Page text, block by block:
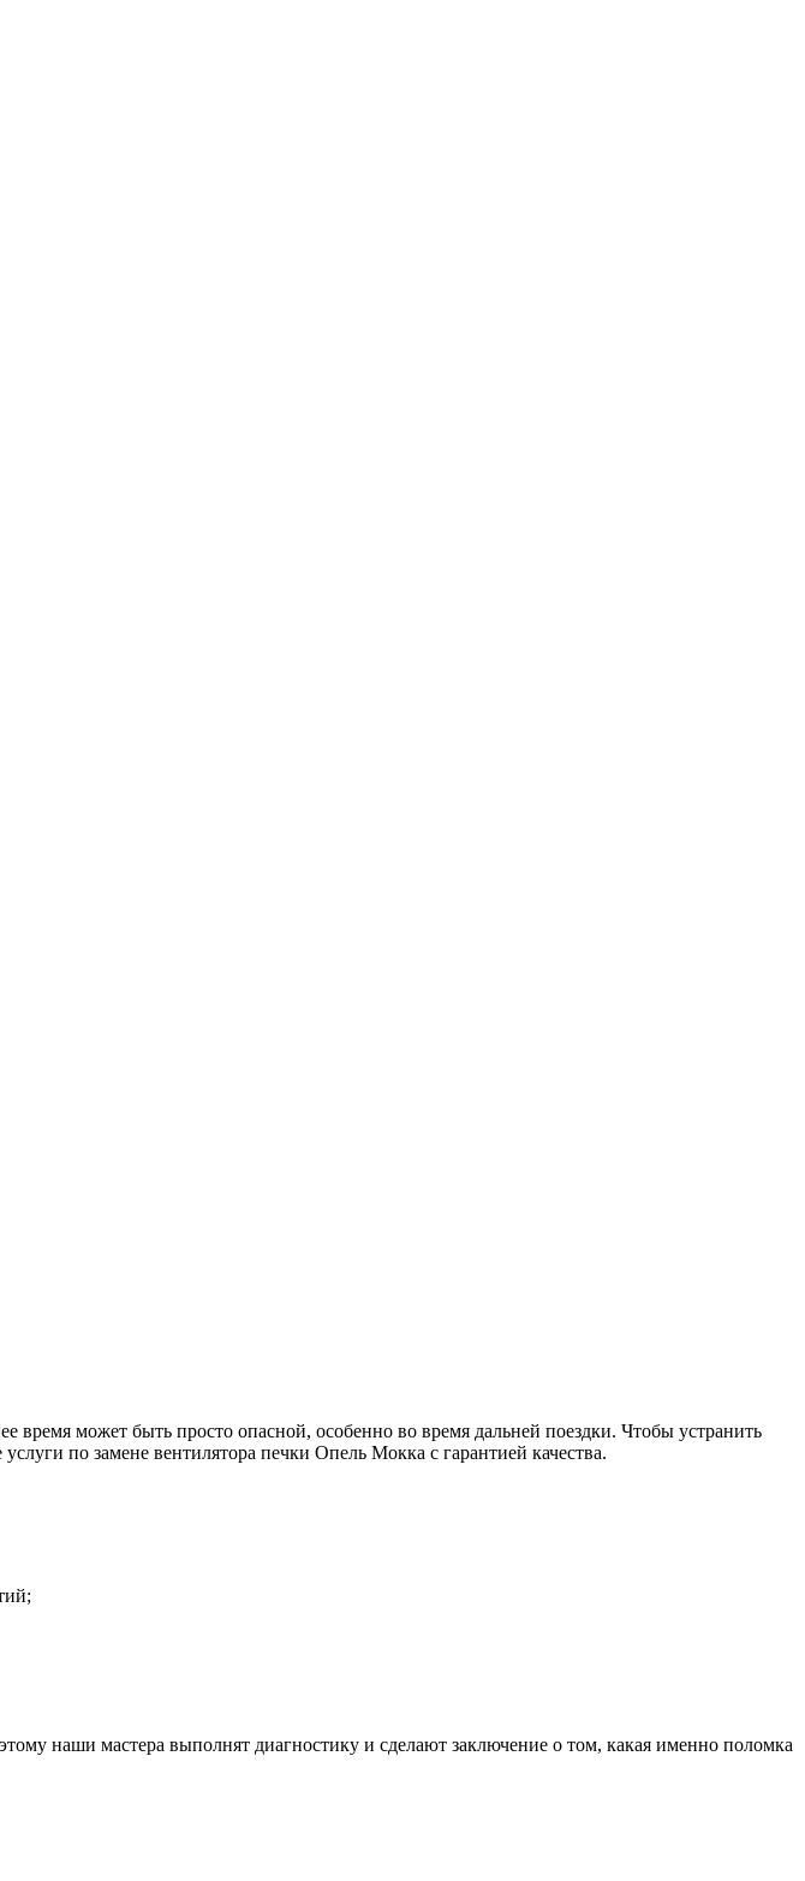
может быть просто опасной, особенно во время дальней поездки. Чтобы устранить
по замене вентилятора печки Опель Мокка с гарантией качества.
наши мастера выполнят диагностику и сделают заключение о том, какая именно поломка